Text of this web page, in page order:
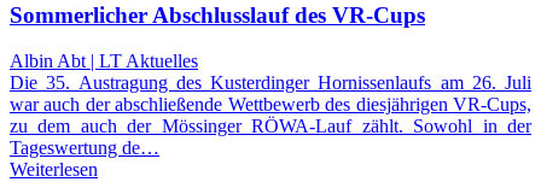
Sommerlicher Abschlusslauf des VR-Cups
Albin Abt | LT Aktuelles
Die 35. Austragung des Kusterdinger Hornissenlaufs am 26. Juli
war auch der abschließende Wettbewerb des diesjährigen VR-Cups,
zu dem auch der Mössinger RÖWA-Lauf zählt. Sowohl in der
Tageswertung de…
Weiterlesen